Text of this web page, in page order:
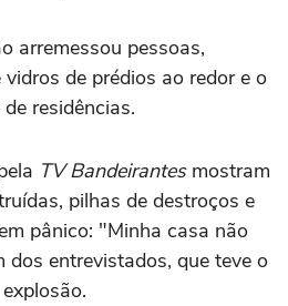
arremessou pessoas,
de prédios ao redor e o
residências.
TV Bandeirantesmostram
pilhas de destroços e
pânico: "Minha casa não
dos entrevistados, que teve o